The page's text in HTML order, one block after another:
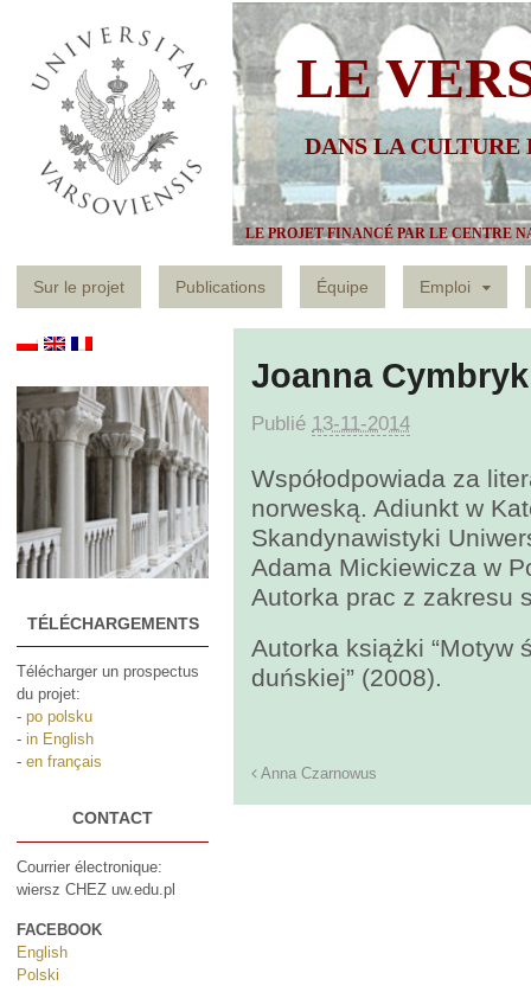
LE
DANS LA CULTURE
LE PROJET FINANCÉ PAR LE CENTRE
Sur le projet Publications Équipe Emploi
Joanna
Publié 13-11-2014
Współodpowiada za
norweską. Adiunkt w
Skandynawistyki
Adama Mickiewicza w
Autorka prac z zakresu
Autorka książki “Motyw
duńskiej” (2008).
Anna Czarnowus
TÉLÉCHARGEMENTS
Télécharger un prospectus
du projet:
- po polsku
- in English
- en français
CONTACT
Courrier électronique:
wiersz CHEZ uw.edu.pl
FACEBOOK
English
Polski